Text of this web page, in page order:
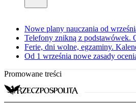
Nowe plany nauczania od
Telefony znikną z podstawówek.
Ferie, dni wolne, egzaminy.
Od 1 września nowe zasady
Promowane treści